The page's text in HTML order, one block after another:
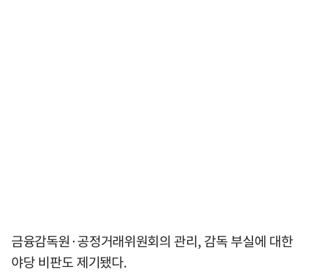
금융감독원·공정거래위원회의 관리, 감독 부실에 대한
야당 비판도 제기됐다.